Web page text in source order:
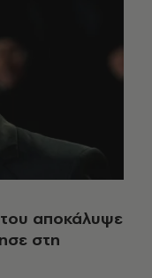
αποκάλυψε
στη